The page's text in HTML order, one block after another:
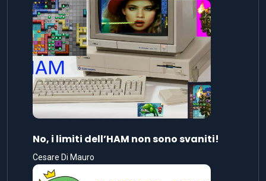
No, i limiti dell’HAM non sono svaniti!
Cesare Di Mauro